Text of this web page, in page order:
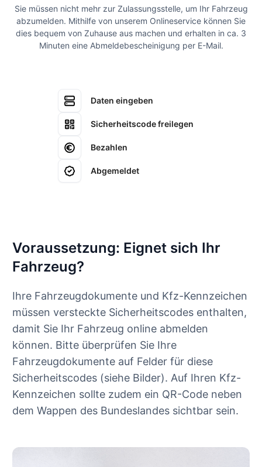
Sie müssen nicht mehr zur Zulassungsstelle, um Ihr Fahrzeug
abzumelden. Mithilfe von unserem Onlineservice können Sie
dies bequem von Zuhause aus machen und erhalten in ca. 3
Minuten eine Abmeldebescheinigung per E-Mail.
Daten eingeben
Sicherheitscode freilegen
Bezahlen
Abgemeldet
Voraussetzung: Eignet sich Ihr
Fahrzeug?
Ihre Fahrzeugdokumente und Kfz-Kennzeichen
müssen versteckte Sicherheitscodes enthalten,
damit Sie Ihr Fahrzeug online abmelden
können. Bitte überprüfen Sie Ihre
Fahrzeugdokumente auf Felder für diese
Sicherheitscodes (siehe Bilder). Auf Ihren Kfz-
Kennzeichen sollte zudem ein QR-Code neben
dem Wappen des Bundeslandes sichtbar sein.